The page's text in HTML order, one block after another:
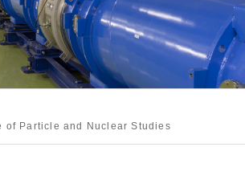
of Particle and Nuclear Studies